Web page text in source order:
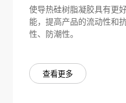
使导热硅树脂凝胶具有更
能，提高产品的流动性和
性、防潮性。
查看更多